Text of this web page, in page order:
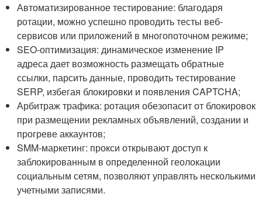
Автоматизированное тестирование: благодаря
ротации, можно успешно проводить тесты веб-
сервисов или приложений в многопоточном режиме;
SEO-оптимизация: динамическое изменение IP
адреса дает возможность размещать обратные
ссылки, парсить данные, проводить тестирование
SERP, избегая блокировки и появления CAPTCHA;
Арбитраж трафика: ротация обезопасит от блокировок
при размещении рекламных объявлений, создании и
прогреве аккаунтов;
SMM-маркетинг: прокси открывают доступ к
заблокированным в определенной геолокации
социальным сетям, позволяют управлять несколькими
учетными записями.